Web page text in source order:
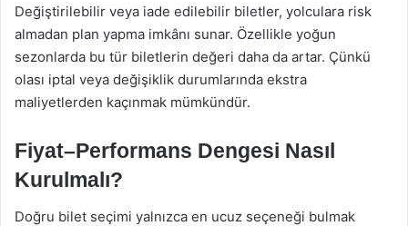
Değiştirilebilir veya iade edilebilir biletler, yolculara risk
almadan plan yapma imkânı sunar. Özellikle yoğun
sezonlarda bu tür biletlerin değeri daha da artar. Çünkü
olası iptal veya değişiklik durumlarında ekstra
maliyetlerden kaçınmak mümkündür.
Fiyat–Performans Dengesi Nasıl
Kurulmalı?
Doğru bilet seçimi yalnızca en ucuz seçeneği bulmak